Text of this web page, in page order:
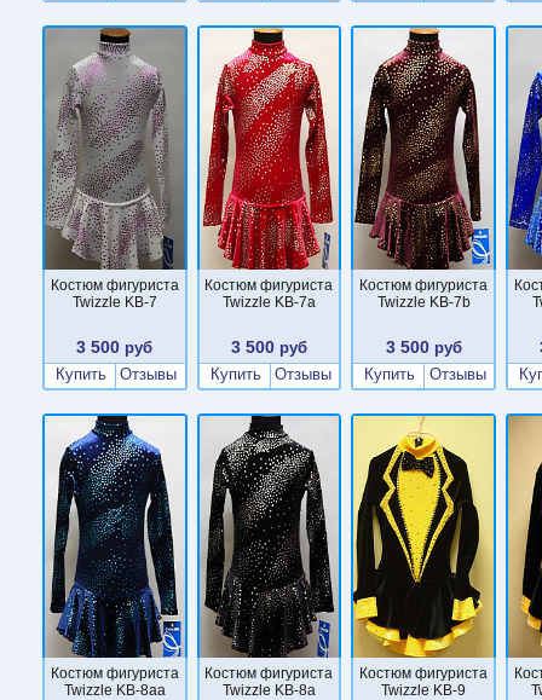
Костюм фигуриста
Twizzle KB-7
3 500 руб
Купить
Отзывы
Костюм фигуриста
Twizzle KB-7a
3 500 руб
Купить
Отзывы
Костюм фигуриста
Twizzle KB-7b
3 500руб
Купить
Отзывы
Костюм фигуриста
Twizzle KB-8aa
Костюм фигуриста
Twizzle KB-8a
Костюм фигуриста
Twizzle KB-9